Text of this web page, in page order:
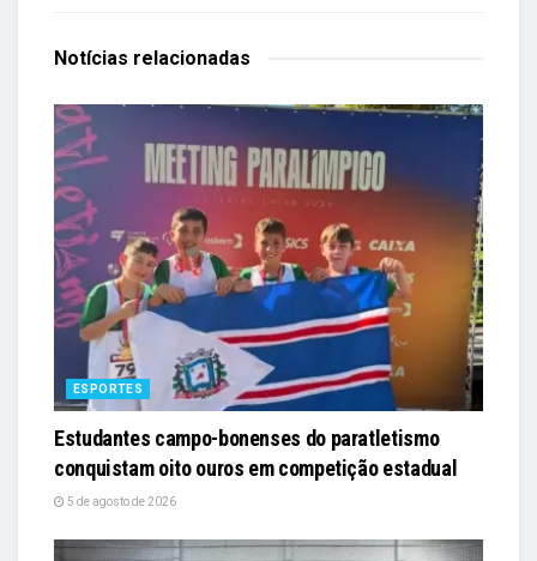
Notícias relacionadas
ESPORTES
Estudantes campo-bonenses do paratletismo
conquistam oito ouros em competição estadual
5 de agosto de 2026